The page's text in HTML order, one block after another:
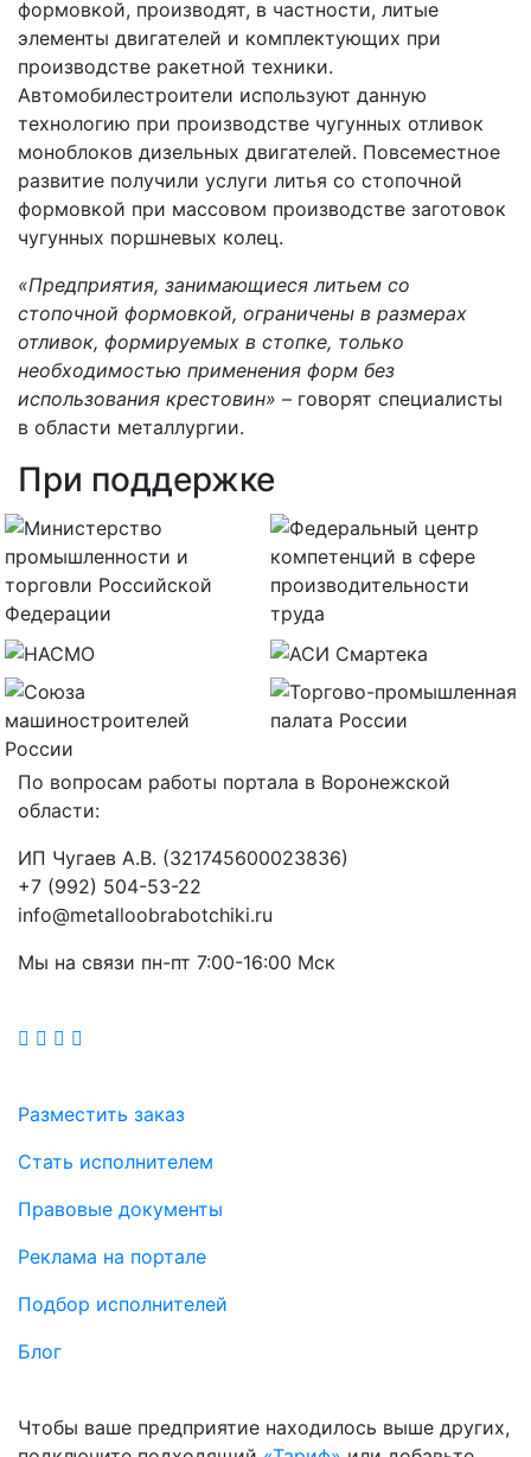
формовкой, производят, в частности, литые
элементы двигателей и комплектующих при
производстве ракетной техники.
Автомобилестроители используют данную
технологию при производстве чугунных отливок
моноблоков дизельных двигателей. Повсеместное
развитие получили услуги литья со стопочной
формовкой при массовом производстве заготовок
чугунных поршневых колец.
«Предприятия, занимающиеся литьем со
стопочной формовкой, ограничены в размерах
отливок, формируемых в стопке, только
необходимостью применения форм без
использования крестовин» – говорят специалисты
в области металлургии.
При поддержке
По вопросам работы портала в Воронежской
области:
ИП Чугаев А.В. (321745600023836)
+7 (992) 504-53-22
info@metalloobrabotchiki.ru
Мы на связи пн-пт 7:00-16:00 Мск
Разместить заказ
Стать исполнителем
Правовые документы
Реклама на портале
Подбор исполнителей
Блог
Чтобы ваше предприятие находилось выше других,